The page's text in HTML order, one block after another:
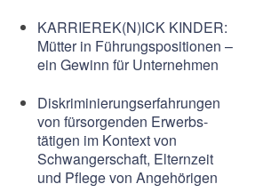
KARRIEREK(N)ICK KINDER:
Mütter in Führungspositionen –
ein Gewinn für Unternehmen
Diskriminierungserfahrungen
von fürsorgenden Erwerbs-
tätigen im Kontext von
Schwangerschaft, Elternzeit
und Pflege von Angehörigen